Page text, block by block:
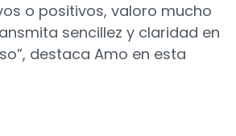
o positivos, valoro mucho
sencillez y claridad en
destaca Amo en esta